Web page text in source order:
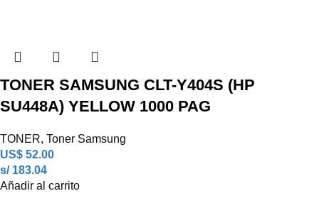
TONER SAMSUNG CLT-Y404S (HP
SU448A) YELLOW 1000 PAG
TONER, Toner Samsung
US$ 52.00
s/ 183.04
Añadir al carrito